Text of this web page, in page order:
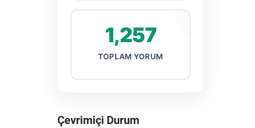
1,257
TOPLAM YORUM
Çevrimiçi Durum